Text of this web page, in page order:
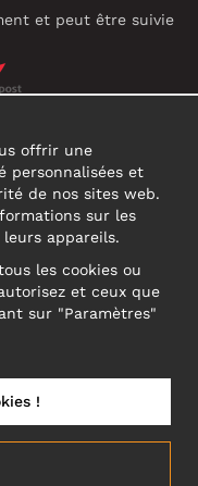
et peut être suivie
Tallinn
de produits à cette
(BE)
offrir une
personnalisées et
de nos sites web.
sur les
appareils.
les cookies ou
et ceux que
sur "Paramètres"
!